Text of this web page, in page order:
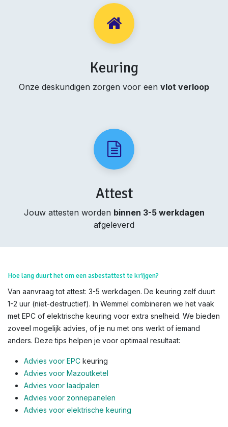
Keuring
Onze deskundigen zorgen voor een vlot verloop
Attest
Jouw attesten worden binnen 3-5 werkdagen
afgeleverd
Hoe lang duurt het om een asbestattest te krijgen?
Van aanvraag tot attest: 3-5 werkdagen. De keuring zelf duurt
1-2 uur (niet-destructief). In Wemmel combineren we het vaak
met EPC of elektrische keuring voor extra snelheid. We bieden
zoveel mogelijk advies, of je nu met ons werkt of iemand
anders. Deze tips helpen je voor optimaal resultaat:
Advies voor EPC keuring
Advies voor Mazoutketel
Advies voor laadpalen
Advies voor zonnepanelen
Advies voor elektrische keuring